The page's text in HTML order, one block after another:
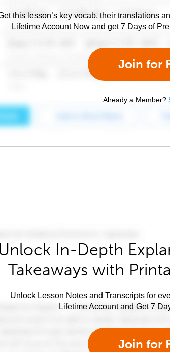
this lesson’s key vocab, their translations
Lifetime Account Now and get 7 Days of
Join for
Already a Member?
Unlock In-Depth
Takeaways with
Unlock Lesson Notes and Transcripts for
Lifetime Account and Get 7
Join for